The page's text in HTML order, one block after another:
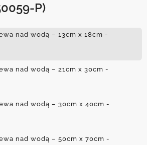
P)
nad wodą – 13cm x 18cm -
nad wodą – 21cm x 30cm -
nad wodą – 30cm x 40cm -
nad wodą – 50cm x 70cm -